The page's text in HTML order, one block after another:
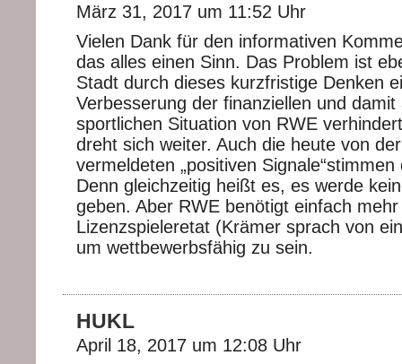
März 31, 2017 um 11:52 Uhr
Vielen Dank für den informativen
das alles einen Sinn. Das Problem ist
Stadt durch dieses kurzfristige Denken
Verbesserung der finanziellen und damit
sportlichen Situation von RWE
dreht sich weiter. Auch die heute von
vermeldeten „positiven
Denn gleichzeitig heißt es, es werde
geben. Aber RWE benötigt einfach
Lizenzspieleretat (Krämer sprach von
um wettbewerbsfähig zu sein.
HUKL
April 18, 2017 um 12:08 Uhr